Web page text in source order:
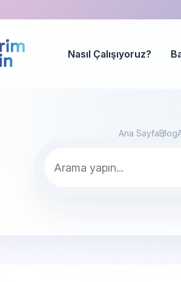
Nasıl Çalışıyoruz?
Ana SayfaBlog